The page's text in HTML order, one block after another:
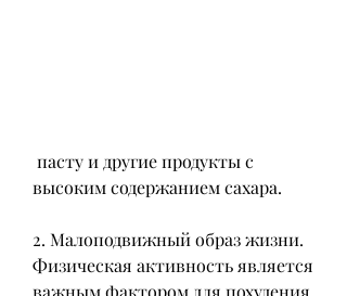
высоким содержанием сахара.
2. Малоподвижный образ жизни.
Физическая активность является
важным фактором для похудения.